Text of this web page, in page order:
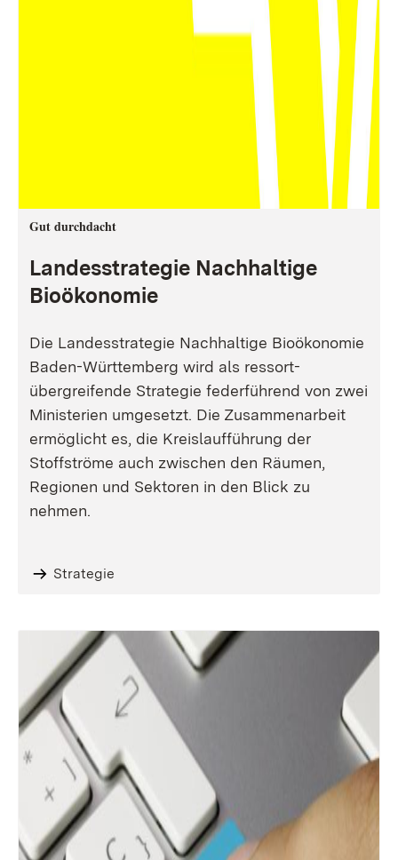
Gut durchdacht
Landesstrategie Nachhaltige
Bioökonomie
Die Landesstrategie Nachhaltige Bioökonomie
Baden-Württemberg wird als ressort-
übergreifende Strategie federführend von zwei
Ministerien umgesetzt. Die Zusammenarbeit
ermöglicht es, die Kreislaufführung der
Stoffströme auch zwischen den Räumen,
Regionen und Sektoren in den Blick zu
nehmen.
Strategie